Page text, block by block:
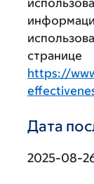
странице
https://
Дата
2025-08-